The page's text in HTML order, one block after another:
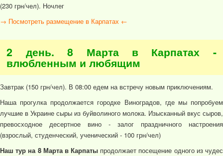
(230 грн/чел). Ночлег
→ Посмотреть размещение в Карпатах ←
2 день. 8 Марта в Карпатах -
влюбленным и любящим
Завтрак (150 грн/чел). В 08:00 едем на встречу новым приключениям.
Наша прогулка продолжается городке Виноградов, где мы попробуем
лучшие в Украине сыры из буйволиного молока. Изысканный вкус сыров,
превосходное десертное вино - залог праздничного настроения
(взрослый, студенческий, ученический - 100 грн/чел)
Наш тур на 8 Марта в Карпаты продолжает посещение одного из чудес